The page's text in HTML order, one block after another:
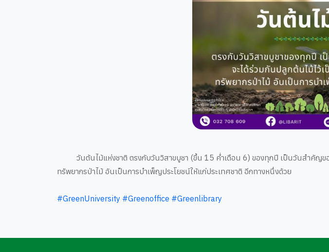
วันต้นไม้แห่งชาติ ตรงกับวันวิสาขบูชา (ขึ้น 15 ค่ำเดือน 6) ของทุกปี เป็นวันสำคัญขอ
ทรัพยากรป่าไม้ อันเป็นการบำเพ็ญประโยชน์ให้แก่ประเทศชาติ อีกทางหนึ่งด้วย
#GreenUniversity #Greenoffice #Greenlibrary